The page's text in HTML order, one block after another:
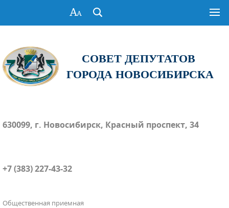
СОВЕТ ДЕПУТАТОВ
ГОРОДА НОВОСИБИРСКА
630099, г. Новосибирск, Красный проспект, 34
+7 (383) 227-43-32
Общественная приемная